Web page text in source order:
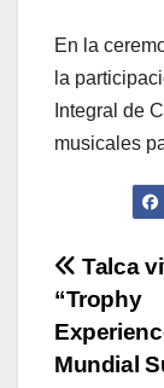
En la
la
Integral de
musicales
de
Talca
“Trophy
Mundial